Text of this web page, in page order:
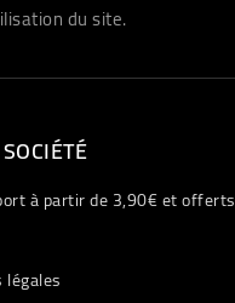
du site.
à partir de 3,90€ et offerts